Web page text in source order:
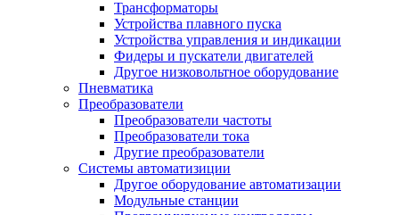
Трансформаторы
Устройства плавного пуска
Устройства управления и индикации
Фидеры и пускатели двигателей
Другое низковольтное оборудование
Пневматика
Преобразователи
Преобразователи частоты
Преобразователи тока
Другие преобразователи
Системы автоматизиции
Другое оборудование автоматизации
Модульные станции